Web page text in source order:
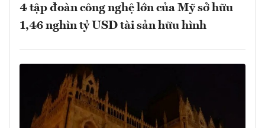
4 tập đoàn công nghệ lớn của Mỹ sở hữu
1,46 nghìn tỷ USD tài sản hữu hình